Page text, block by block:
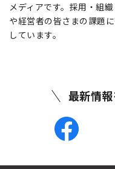
メディアです。採用・組
や経営者の皆さまの課題
しています。
最新情